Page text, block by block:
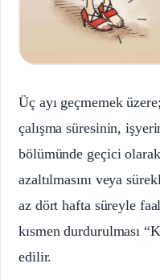
Üç ayı geçmemek
çalışma süresinin,
bölümünde geçici
azaltılmasını veya
az dört hafta süreyle
kısmen durdurulması
edilir.